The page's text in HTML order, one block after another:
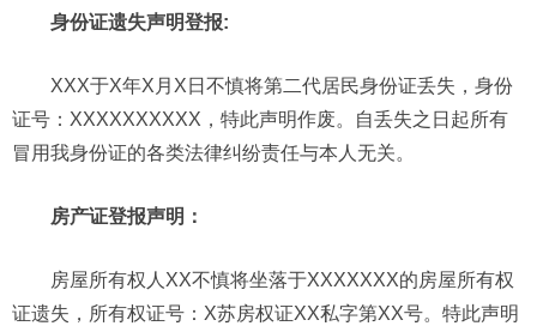
身份证遗失声明登报:
XXX于X年X月X日不慎将第二代居民身份证丢失，身份
证号：XXXXXXXXXX，特此声明作废。自丢失之日起所有
冒用我身份证的各类法律纠纷责任与本人无关。
房产证登报声明：
房屋所有权人XX不慎将坐落于XXXXXXX的房屋所有权
证遗失，所有权证号：X苏房权证XX私字第XX号。特此声明